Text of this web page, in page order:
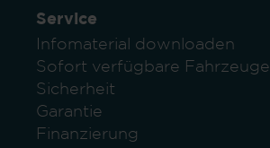
Service
Infomaterial downloaden
Sofort verfügbare Fahrzeuge
Sicherheit
Garantie
Finanzierung